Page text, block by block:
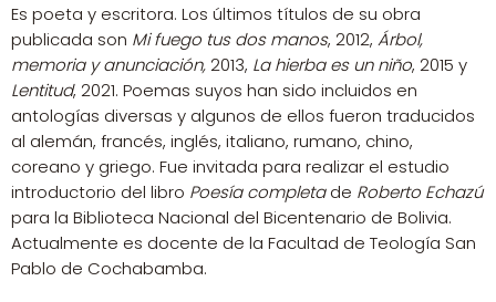
Es poeta y escritora. Los últimos títulos de su obra
publicada son Mi fuego tus dos manos, 2012, Árbol,
memoria y anunciación, 2013, La hierba es un niño, 2015 y
Lentitud, 2021. Poemas suyos han sido incluidos en
antologías diversas y algunos de ellos fueron traducidos
al alemán, francés, inglés, italiano, rumano, chino,
coreano y griego. Fue invitada para realizar el estudio
introductorio del libro Poesía completade Roberto Echazú
para la Biblioteca Nacional del Bicentenario de Bolivia.
Actualmente es docente de la Facultad de Teología San
Pablo de Cochabamba.